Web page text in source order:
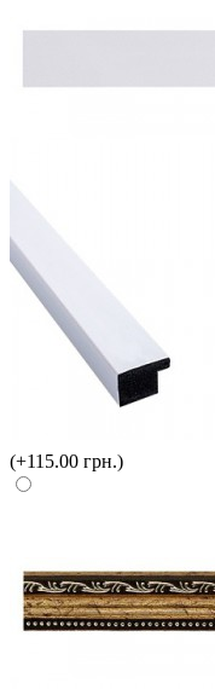
(+115.00 грн.)